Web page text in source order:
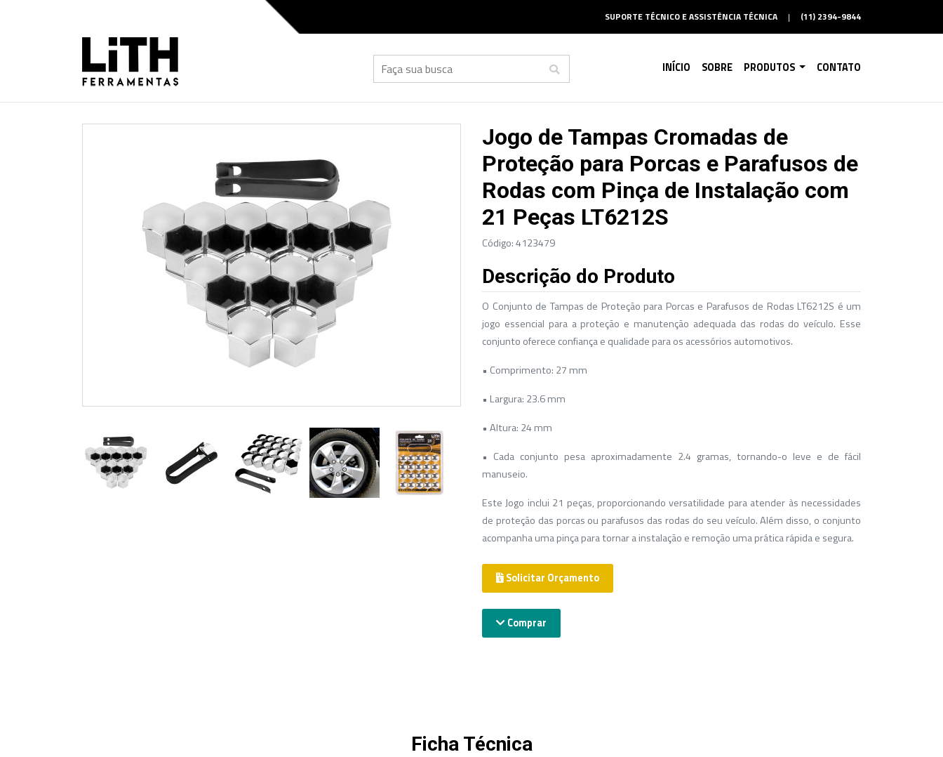
SUPORTE TÉCNICO E ASSISTÊNCIA TÉCNICA | (11) 2394-9844
INÍCIO SOBRE PRODUTOS CONTATO
Jogo de Tampas Cromadas de
Proteção para Porcas e Parafusos de
Rodas com Pinça de Instalação com
21 Peças LT6212S
Código: 4123479
Descrição do Produto
O Conjunto de Tampas de Proteção para Porcas e Parafusos de Rodas LT6212S é um
jogo essencial para a proteção e manutenção adequada das rodas do veículo. Esse
conjunto oferece confiança e qualidade para os acessórios automotivos.
• Comprimento: 27 mm
• Largura: 23.6 mm
• Altura: 24 mm
• Cada conjunto pesa aproximadamente 2.4 gramas, tornando-o leve e de fácil
manuseio.
Este Jogo inclui 21 peças, proporcionando versatilidade para atender às necessidades
de proteção das porcas ou parafusos das rodas do seu veículo. Além disso, o conjunto
acompanha uma pinça para tornar a instalação e remoção uma prática rápida e segura.
Solicitar Orçamento
Comprar
Ficha Técnica